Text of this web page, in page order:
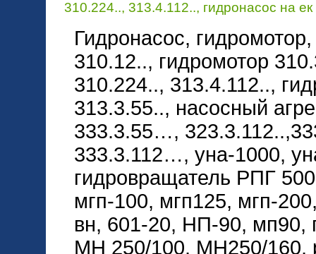
310.224.., 313.4.112.., гидронасос на ек
Гидронасос,
310.12.., гидромотор
310.224.., 313.4.112..,
313.3.55.., насосный
333.3.55…,
333.3.112…, уна-1000,
гидровращатель РПГ
мгп-100, мгп125, мгп-
вн, 601-20, НП-90, мп90,
МН 250/100, МН250/160,